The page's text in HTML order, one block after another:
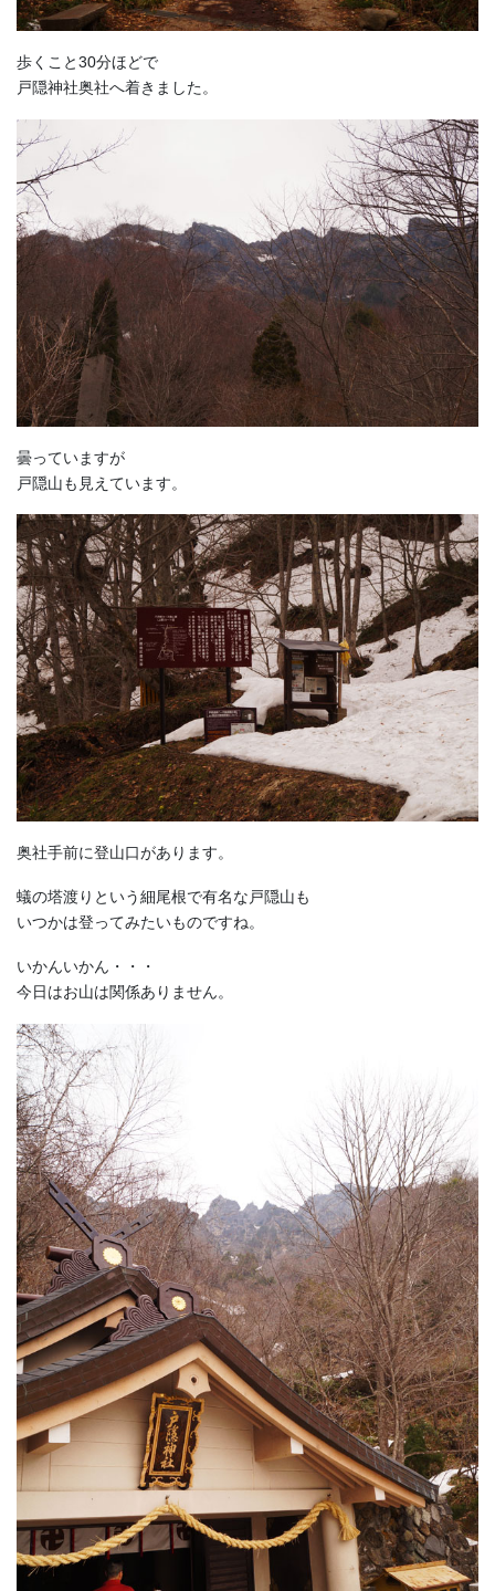
歩くこと30分ほどで
戸隠神社奥社へ着きました。
曇っていますが
戸隠山も見えています。
奥社手前に登山口があります。
蟻の塔渡りという細尾根で有名な戸隠山も
いつかは登ってみたいものですね。
いかんいかん・・・
今日はお山は関係ありません。